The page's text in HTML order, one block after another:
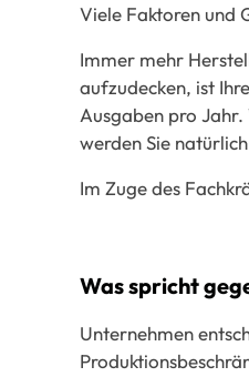
Viele Faktoren und
Immer mehr
aufzudecken, ist
Ausgaben pro
werden Sie
Im Zuge des
Was spricht
Unternehmen